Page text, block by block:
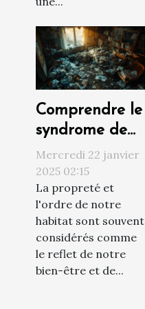
Comprendre le
syndrome de
Diogène et ses
impacts sur
l'habitat
Mercredi 22 janvier
2025 02:15
La propreté et
l'ordre de notre
habitat sont souvent
considérés comme
le reflet de notre
bien-être et de...